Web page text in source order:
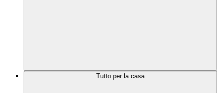
Tutto per la casa